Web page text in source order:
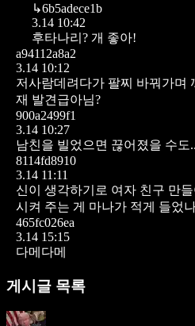
↳6b5adece1b
3.14 10:42
후타나리? 개 좋아!
a94112a8a2
3.14 10:12
저사람데려다가 팔찌 바꿔가며
재 발견급아님?
900a2499f1
3.14 10:27
남친을 빌었으면 끊어졌을 수도
8114fd8910
3.14 11:11
신이 생각하기로 여자 친구 만
시켜 주는 게 마나가 적게 들었
465fc026ea
3.14 15:15
다메다메
게시글 목록